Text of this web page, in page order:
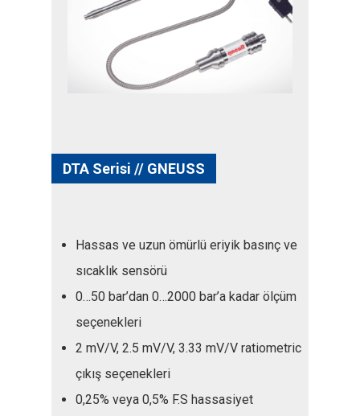
DTA Serisi // GNEUSS
Hassas ve uzun ömürlü eriyik basınç ve
sıcaklık sensörü
0…50 bar’dan 0…2000 bar’a kadar ölçüm
seçenekleri
2 mV/V, 2.5 mV/V, 3.33 mV/V ratiometric
çıkış seçenekleri
0,25% veya 0,5% F.S hassasiyet